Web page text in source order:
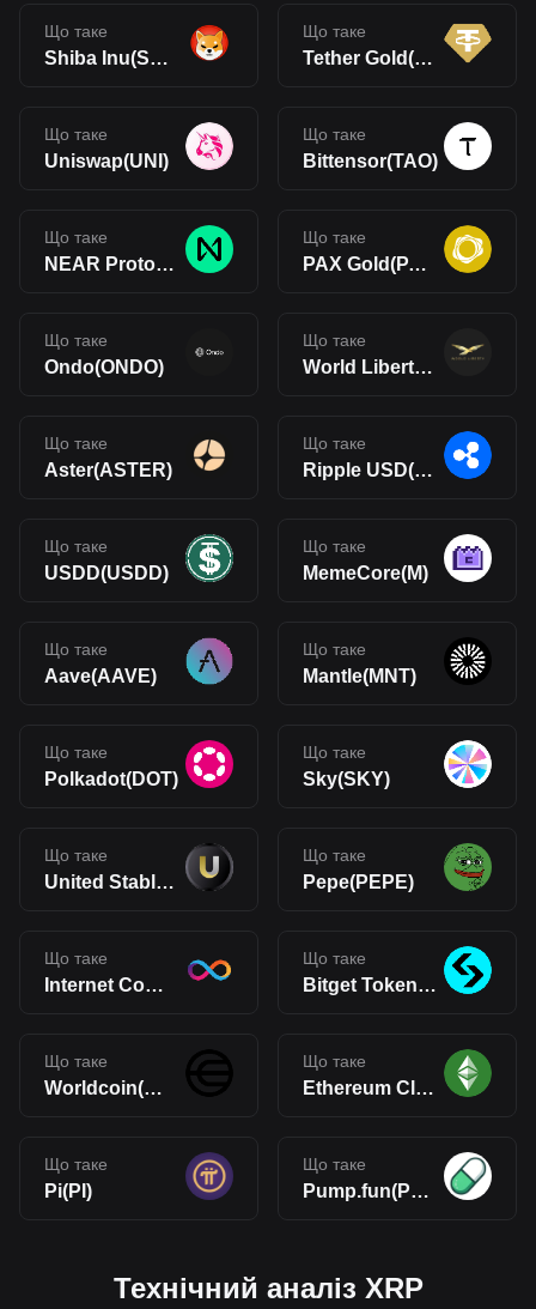
Що таке
Shiba Inu(SHIB)
Що таке
Tether Gold(XAUt)
Що таке
Uniswap(UNI)
Що таке
Bittensor(TAO)
Що таке
NEAR Protocol(NEAR)
Що таке
PAX Gold(PAXG)
Що таке
Ondo(ONDO)
Що таке
World Liberty Financial(WLFI)
Що таке
Aster(ASTER)
Що таке
Ripple USD(RLUSD)
Що таке
USDD(USDD)
Що таке
MemeCore(M)
Що таке
Aave(AAVE)
Що таке
Mantle(MNT)
Що таке
Polkadot(DOT)
Що таке
Sky(SKY)
Що таке
United Stables(U)
Що таке
Pepe(PEPE)
Що таке
Internet Computer(ICP)
Що таке
Bitget Token(BGB)
Що таке
Worldcoin(WLD)
Що таке
Ethereum Classic(ETC)
Що таке
Pi(PI)
Що таке
Pump.fun(PUMP)
Технічний аналіз XRP